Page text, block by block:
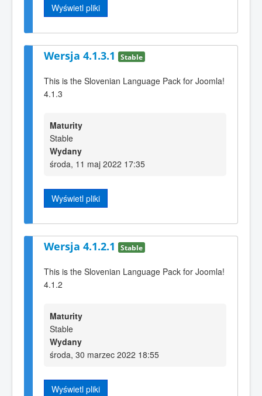
Wyświetl pliki
Wersja 4.1.3.1 Stable
This is the Slovenian Language Pack for Joomla!
4.1.3
Maturity
Stable
Wydany
środa, 11 maj 2022 17:35
Wyświetl pliki
Wersja 4.1.2.1 Stable
This is the Slovenian Language Pack for Joomla!
4.1.2
Maturity
Stable
Wydany
środa, 30 marzec 2022 18:55
Wyświetl pliki